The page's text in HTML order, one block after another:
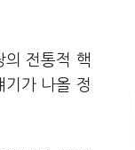
의 전통적 핵
가 나올 정